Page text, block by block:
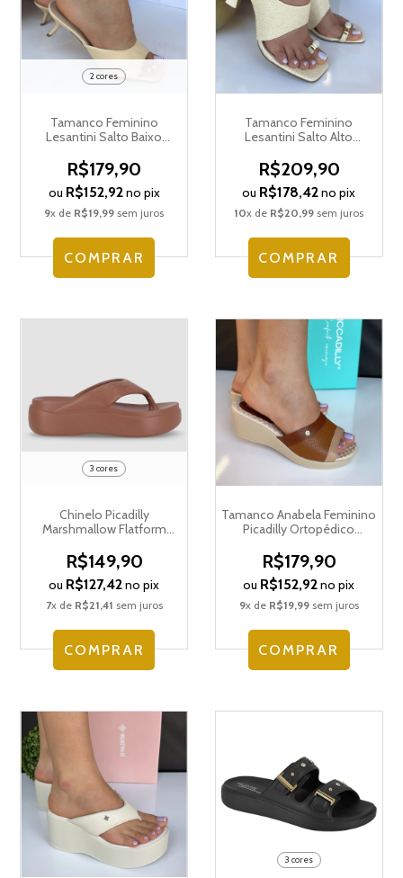
2 cores
Tamanco Feminino
Lesantini Salto Baixo
R$179,90
ou R$152,92no pix
9x de R$19,99 sem juros
COMPRAR
Tamanco Feminino
Lesantini Salto Alto
R$209,90
ou R$178,42no pix
10x de R$20,99 sem juros
COMPRAR
3 cores
Chinelo Picadilly
Marshmallow Flatform
R$149,90
ou R$127,42no pix
7x de R$21,41 sem juros
COMPRAR
Tamanco Anabela Feminino
Picadilly Ortopédico
R$179,90
ou R$152,92no pix
9x de R$19,99sem juros
COMPRAR
3 cores